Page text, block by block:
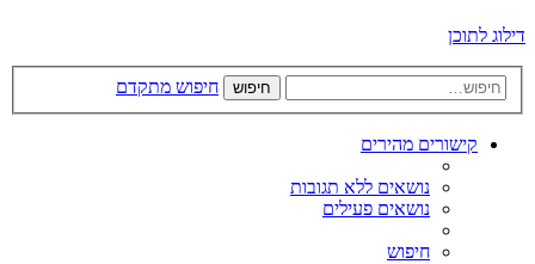
דילוג לתוכן
חיפוש חיפוש מתקדם
קישורים מהירים
נושאים ללא תגובות
נושאים פעילים
חיפוש